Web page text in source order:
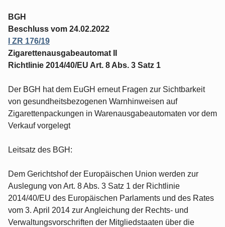
BGH
Beschluss vom 24.02.2022
I ZR 176/19
Zigarettenausgabeautomat II
Richtlinie 2014/40/EU Art. 8 Abs. 3 Satz 1
Der BGH hat dem EuGH erneut Fragen zur Sichtbarkeit
von gesundheitsbezogenen Warnhinweisen auf
Zigarettenpackungen in Warenausgabeautomaten vor dem
Verkauf vorgelegt
Leitsatz des BGH:
Dem Gerichtshof der Europäischen Union werden zur
Auslegung von Art. 8 Abs. 3 Satz 1 der Richtlinie
2014/40/EU des Europäischen Parlaments und des Rates
vom 3. April 2014 zur Angleichung der Rechts- und
Verwaltungsvorschriften der Mitgliedstaaten über die